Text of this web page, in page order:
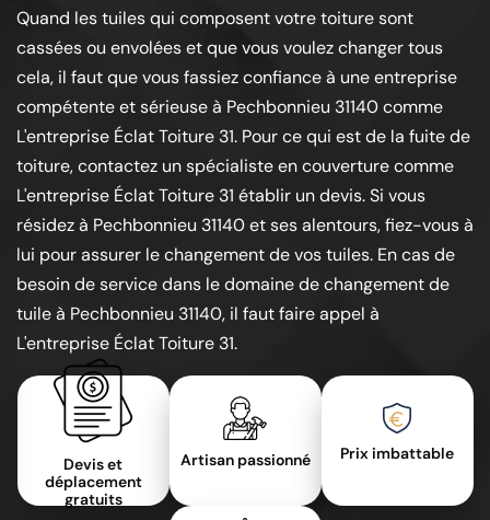
Quand les tuiles qui composent votre toiture sont
cassées ou envolées et que vous voulez changer tous
cela, il faut que vous fassiez confiance à une entreprise
compétente et sérieuse à Pechbonnieu 31140 comme
L'entreprise Éclat Toiture 31. Pour ce qui est de la fuite de
toiture, contactez un spécialiste en couverture comme
L'entreprise Éclat Toiture 31 établir un devis. Si vous
résidez à Pechbonnieu 31140 et ses alentours, fiez-vous à
lui pour assurer le changement de vos tuiles. En cas de
besoin de service dans le domaine de changement de
tuile à Pechbonnieu 31140, il faut faire appel à
L'entreprise Éclat Toiture 31.
Devis et
déplacement
gratuits
Artisan passionné Prix imbattable